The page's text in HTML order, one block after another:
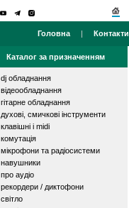
Головна | Контакти
Каталог за призначенням
dj обладнання
відеообладнання
гітарне обладнання
духові, смичкові інструменти
клавішні і midi
комутація
мікрофони та радіосистеми
навушники
про аудіо
рекордери / диктофони
світло